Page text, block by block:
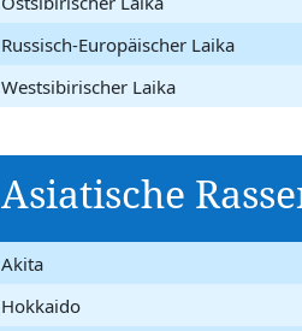
Russisch-Europäischer Laika
Westsibirischer Laika
Asiatische
Akita
Hokkaido